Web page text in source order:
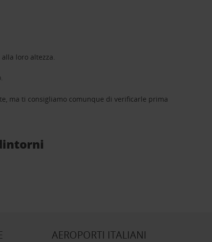
loro altezza.
ma ti consigliamo comunque di verificarle prima
AEROPORTI ITALIANI